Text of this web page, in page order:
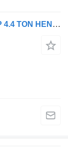
Kamyon için DAF ÖN AKS KÜÇÜK FTP 4.4 TON HENDRICKSON XF 530 MODEL 2021 1934092